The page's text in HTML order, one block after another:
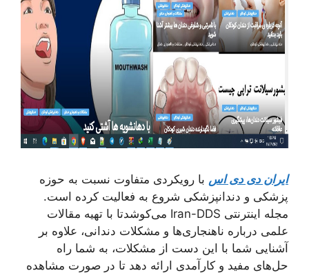
ایران دی دی اس با رویکردی متفاوت نسبت به حوزه
پزشکی و دندانپزشکی شروع به فعالیت کرده است.
مجله اینترنتی Iran-DDS می‌کوشدتا با تهیه مقالات
علمی درباره ناهنجاری‌ها و مشکلات دندانی، علاوه بر
آشنایی شما با این دست از مشکلات، به شما راه
حل‌های مفید و کارآمدی ارائه دهد تا در صورت مشاهده